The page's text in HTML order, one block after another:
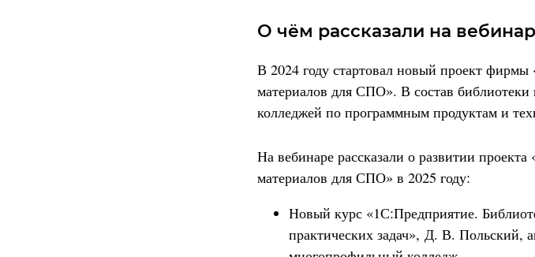
О чём рассказали на
В 2024 году стартовал новый проект
материалов для СПО». В состав
колледжей по программным продуктам и
На вебинаре рассказали о развитии
материалов для СПО» в 2025 году:
Новый курс «1С:Предприятие.
практических задач», Д. В. Польский,